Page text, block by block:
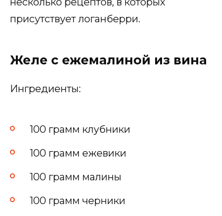
присутствует логанберри.
Желе с ежемалиной из вина
Ингредиенты:
100 грамм клубники
100 грамм ежевики
100 грамм малины
100 грамм черники